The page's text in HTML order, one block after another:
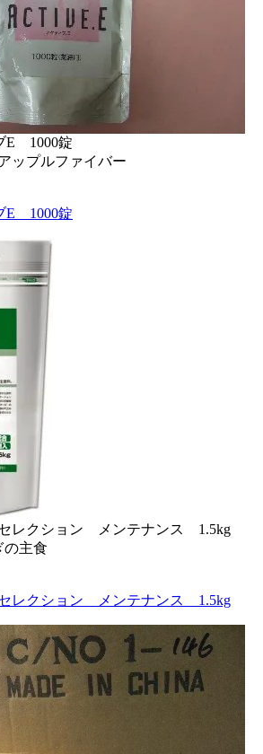
E 1000錠
ップルファイバー
E 1000錠
レクション メンテナンス 1.5kg
の主食
レクション メンテナンス 1.5kg